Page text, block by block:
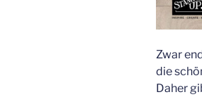
Zwar
die
Daher